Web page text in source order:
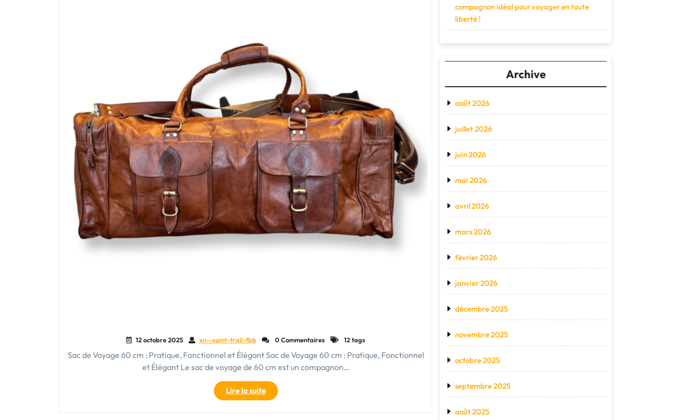
12 octobre 2025 xn--saint-trail-fbb 0 Commentaires 12 tags
Sac de Voyage 60 cm : Pratique, Fonctionnel et Élégant Sac de Voyage 60 cm : Pratique, Fonctionnel
et Élégant Le sac de voyage de 60 cm est un compagnon…
Lire la suite"Choisir
le
Sac
compagnon idéal pour voyager en toute
liberté !
Archive
août 2026
juillet 2026
juin 2026
mai 2026
avril 2026
mars 2026
février 2026
janvier 2026
décembre 2025
novembre 2025
octobre 2025
septembre 2025
août 2025